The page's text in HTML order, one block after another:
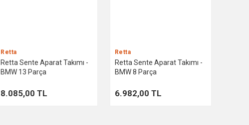
Retta
Retta Sente Aparat Takımı -
BMW 13 Parça
8.085,00 TL
Retta
Retta Sente Aparat Takımı -
BMW 8 Parça
6.982,00 TL